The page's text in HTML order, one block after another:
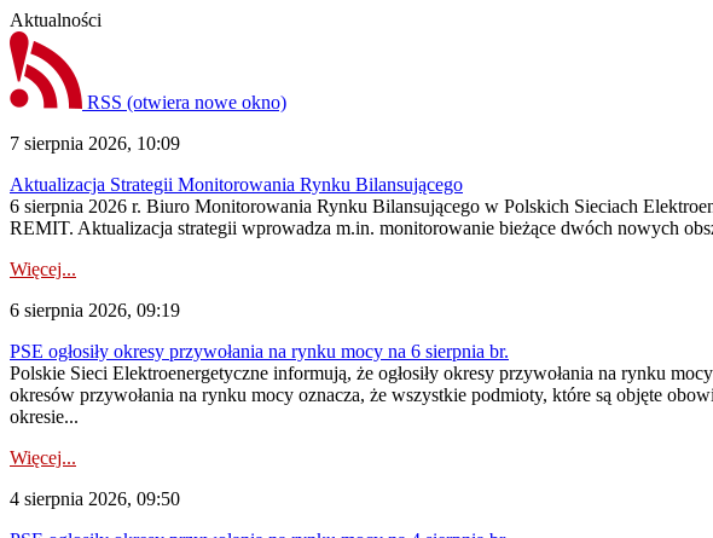
Aktualności
RSS (otwiera nowe okno)
7 sierpnia 2026, 10:09
Aktualizacja Strategii Monitorowania Rynku Bilansującego
6 sierpnia 2026 r. Biuro Monitorowania Rynku Bilansującego w Polskich Sieciach
REMIT. Aktualizacja strategii wprowadza m.in. monitorowanie bieżące dwóch nowych
Więcej...
6 sierpnia 2026, 09:19
PSE ogłosiły okresy przywołania na rynku mocy na 6 sierpnia br.
Polskie Sieci Elektroenergetyczne informują, że ogłosiły okresy przywołania na rynku
okresów przywołania na rynku mocy oznacza, że wszystkie podmioty, które są objęte
okresie...
Więcej...
4 sierpnia 2026, 09:50